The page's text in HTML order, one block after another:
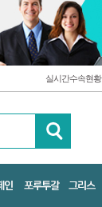
실시간수속현황